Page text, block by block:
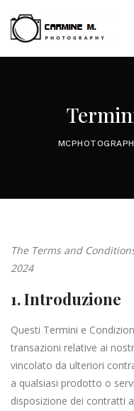
The Terms and
2024
1. Introduzione
Questi Termini e
transazioni relative ai
vincolato da ulteriori
a qualsiasi prodotto o
disposizione dei contratti